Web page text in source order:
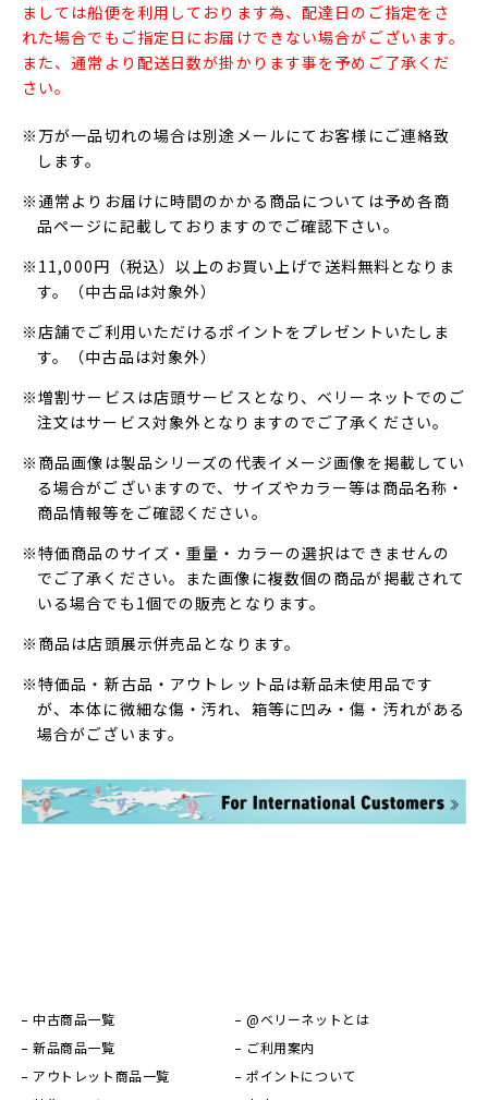
ましては船便を利用しております為、配達日のご指定をさ
れた場合でもご指定日にお届けできない場合がございます。
また、通常より配送日数が掛かります事を予めご了承くだ
さい。
※万が一品切れの場合は別途メールにてお客様にご連絡致
します。
※通常よりお届けに時間のかかる商品については予め各商
品ページに記載しておりますのでご確認下さい。
※11,000円（税込）以上のお買い上げで送料無料となりま
す。（中古品は対象外）
※店舗でご利用いただけるポイントをプレゼントいたしま
す。（中古品は対象外）
※増割サービスは店頭サービスとなり、ベリーネットでのご
注文はサービス対象外となりますのでご了承ください。
※商品画像は製品シリーズの代表イメージ画像を掲載してい
る場合がございますので、サイズやカラー等は商品名称・
商品情報等をご確認ください。
※特価商品のサイズ・重量・カラーの選択はできませんの
でご了承ください。また画像に複数個の商品が掲載されて
いる場合でも1個での販売となります。
※商品は店頭展示併売品となります。
※特価品・新古品・アウトレット品は新品未使用品です
が、本体に微細な傷・汚れ、箱等に凹み・傷・汚れがある
場合がございます。
中古商品一覧
新品商品一覧
アウトレット商品一覧
@ベリーネットとは
ご利用案内
ポイントについて